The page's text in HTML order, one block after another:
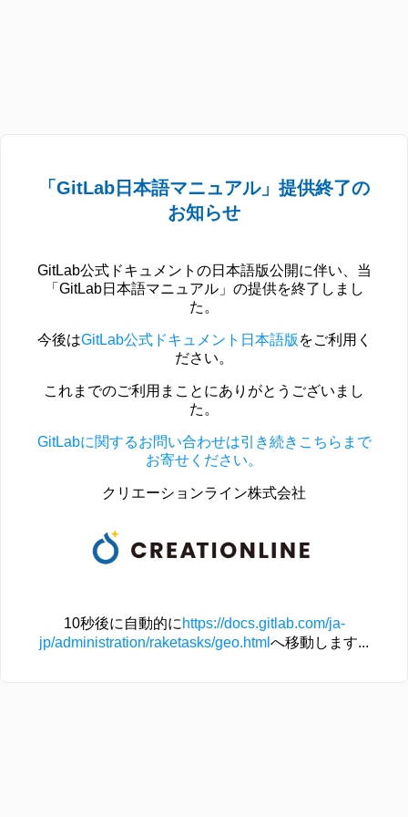
「GitLab日本語マニュアル」提供終了の
お知らせ
GitLab公式ドキュメントの日本語版公開に伴い、当
「GitLab日本語マニュアル」の提供を終了しまし
た。
今後はGitLab公式ドキュメント日本語版 をご利用く
ださい。
これまでのご利用まことにありがとうございまし
た。
GitLabに関するお問い合わせは引き続きこちらまで
お寄せください。
クリエーションライン株式会社
10秒後に自動的に https://docs.gitlab.com/ja-
jp/administration/raketasks/geo.html へ移動します...